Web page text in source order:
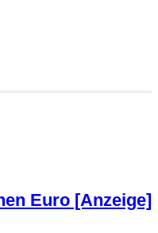
Euro [Anzeige]